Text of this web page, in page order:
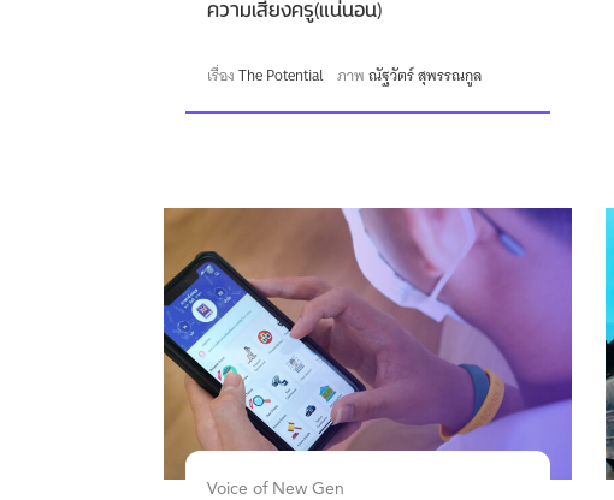
ความเสี่ยงครู(แน่นอน)
เรื่องThe Potential ภาพณัฐวัตร์ สุพรรณกูล
Voice of New Gen